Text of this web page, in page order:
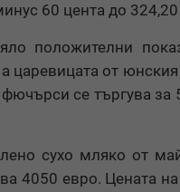
60 цента до 324,20
положителни
царевицата от
се търгува
сухо мляко от
4050 евро. Цената